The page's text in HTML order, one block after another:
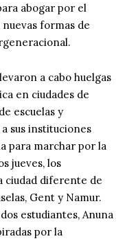
abogar por el
formas de
a cabo huelgas
en ciudades de
escuelas y
sus instituciones
para marchar por la
jueves, los
ciudad diferente de
Gent y Namur.
estudiantes, Anuna
por la